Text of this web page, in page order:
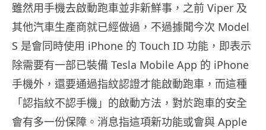
雖然用手機去啟動跑車並非新鮮事，之前 Viper 及
其他汽車生產商就已經做過，不過據聞今次 Model
S 是會同時使用 iPhone 的 Touch ID 功能，即表示
除需要有一部已裝備 Tesla Mobile App 的 iPhone
手機外，還要通過指紋認證才能啟動跑車，而這種
「認指紋不認手機」的啟動方法，對於跑車的安全
會有多一份保障。消息指這項新功能或會與 Apple